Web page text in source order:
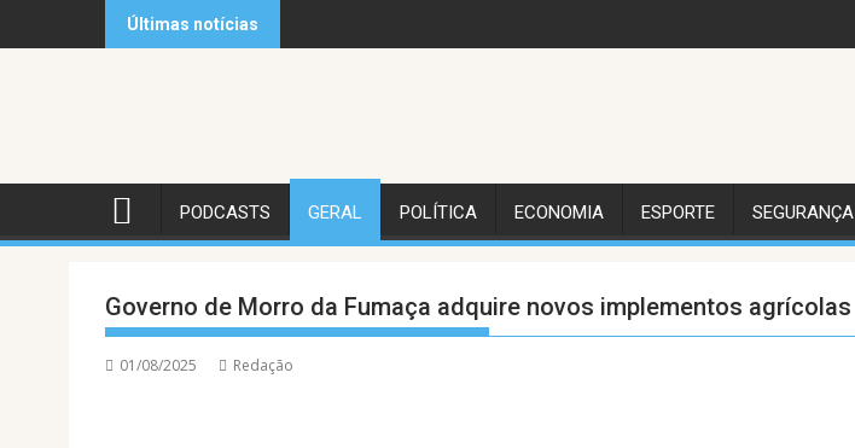
to
Últimas notícias
PODCASTS GERAL POLÍTICA ECONOMIA ESPORTE SEGURANÇA
Governo de Morro da Fumaça adquire novos implementos agrícolas
01/08/2025 Redação